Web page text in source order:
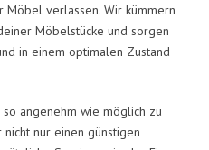
verlassen. Wir kümmern
Möbelstücke und sorgen
in einem optimalen Zustand
angenehm wie möglich zu
nur einen günstigen